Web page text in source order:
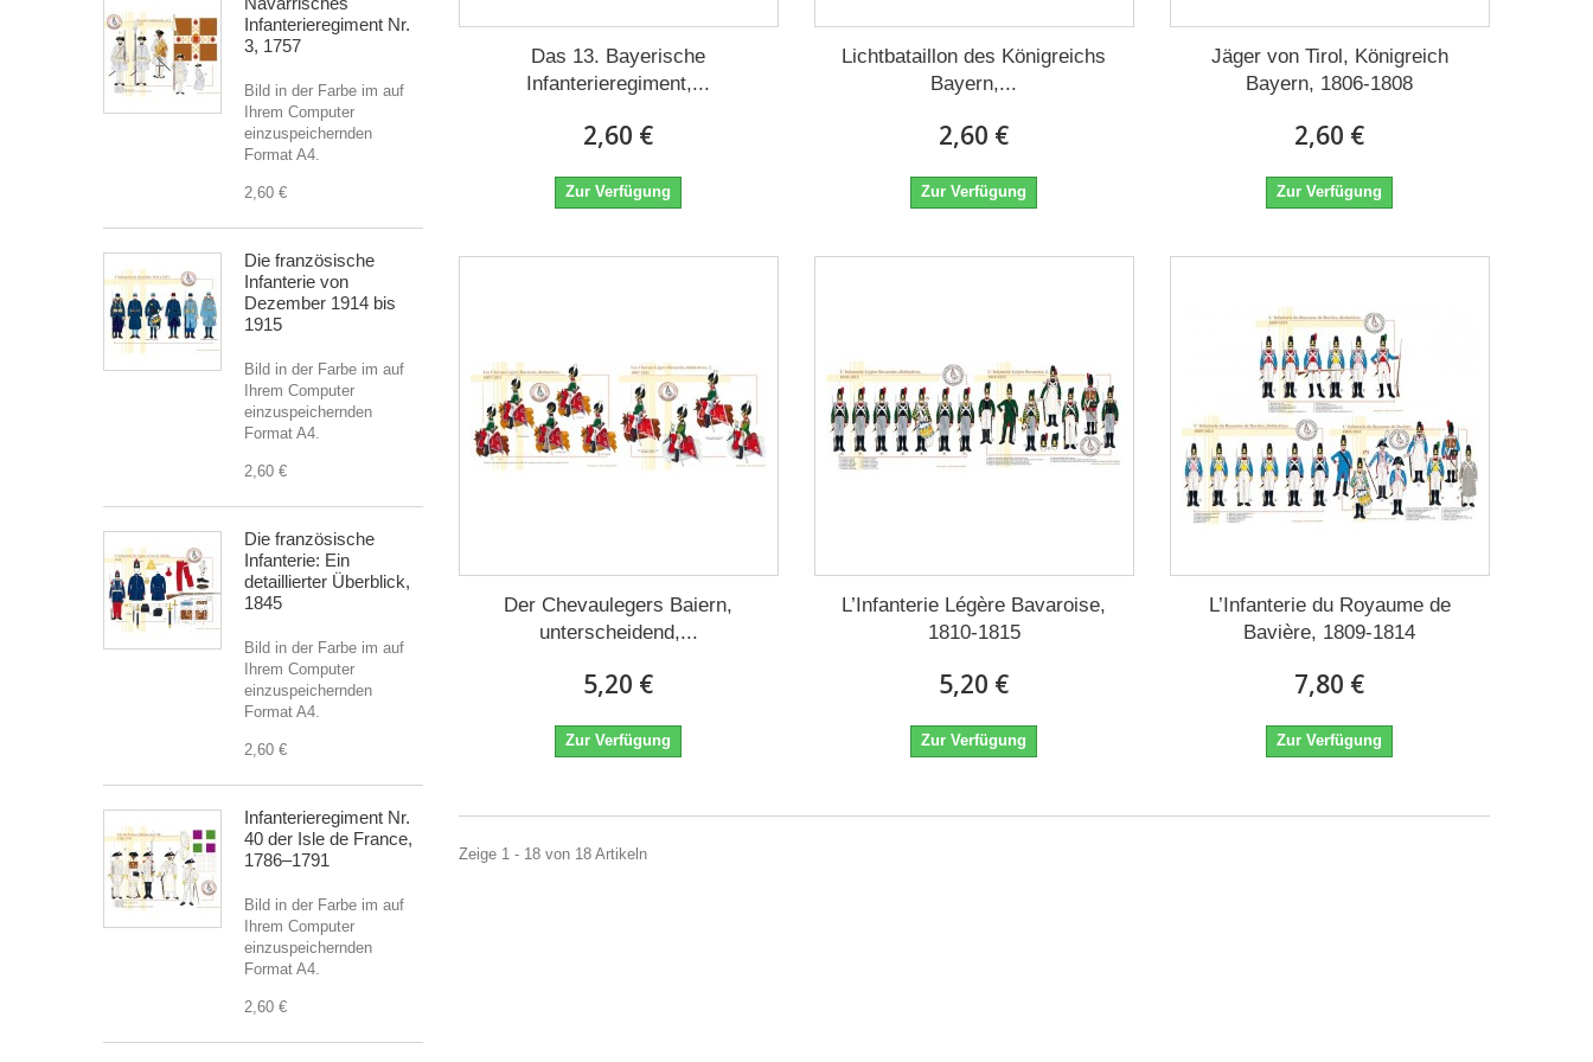
Infanterieregiment Nr.
3, 1757
Bild in der Farbe im auf
Ihrem Computer
einzuspeichernden
Format A4.
2,60 €
Die französische
Infanterie von
Dezember 1914 bis
1915
Bild in der Farbe im auf
Ihrem Computer
einzuspeichernden
Format A4.
2,60 €
Die französische
Infanterie: Ein
detaillierter Überblick,
1845
Bild in der Farbe im auf
Ihrem Computer
einzuspeichernden
Format A4.
2,60 €
Infanterieregiment Nr.
40 der Isle de France,
1786–1791
Bild in der Farbe im auf
Ihrem Computer
einzuspeichernden
Format A4.
2,60 €
Das 13. Bayerische
Infanterieregiment,...
2,60 €
Zur Verfügung
Lichtbataillon des Königreichs
Bayern,...
2,60 €
Zur Verfügung
Jäger von Tirol, Königreich
Bayern, 1806-1808
2,60 €
Zur Verfügung
Der Chevaulegers Baiern,
unterscheidend,...
5,20 €
Zur Verfügung
L’Infanterie Légère Bavaroise,
1810-1815
5,20 €
Zur Verfügung
L’Infanterie du Royaume de
Bavière, 1809-1814
7,80 €
Zur Verfügung
Zeige 1 - 18 von 18 Artikeln